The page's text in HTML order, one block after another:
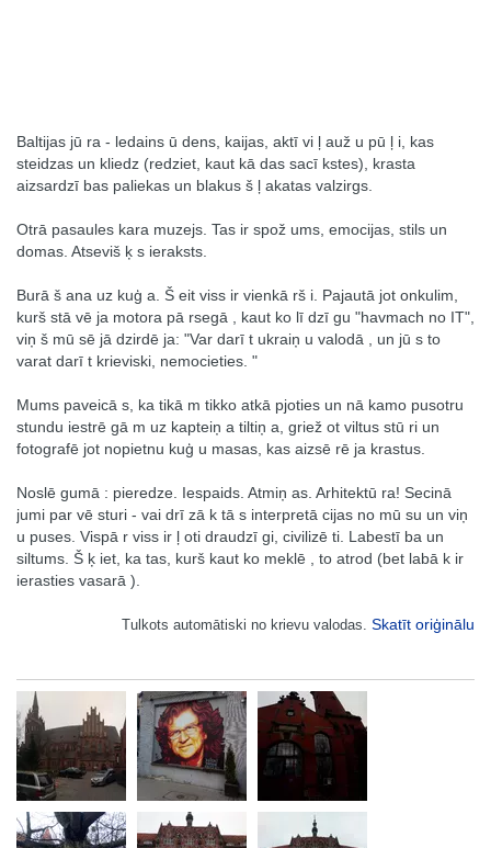
Baltijas jū ra - ledains ū dens, kaijas, aktī vi ļ auž u pū ļ i, kas
steidzas un kliedz (redziet, kaut kā das sacī kstes), krasta
aizsardzī bas paliekas un blakus š ļ akatas valzirgs.
Otrā pasaules kara muzejs. Tas ir spož ums, emocijas, stils un
domas. Atseviš ķ s ieraksts.
Burā š ana uz kuģ a. Š eit viss ir vienkā rš i. Pajautā jot onkulim,
kurš stā vē ja motora pā rsegā , kaut ko lī dzī gu "havmach no IT",
viņ š mū sē jā dzirdē ja: "Var darī t ukraiņ u valodā , un jū s to
varat darī t krieviski, nemocieties. "
Mums paveicā s, ka tikā m tikko atkā pjoties un nā kamo pusotru
stundu iestrē gā m uz kapteiņ a tiltiņ a, griež ot viltus stū ri un
fotografē jot nopietnu kuģ u masas, kas aizsē rē ja krastus.
Noslē gumā : pieredze. Iespaids. Atmiņ as. Arhitektū ra! Secinā
jumi par vē sturi - vai drī zā k tā s interpretā cijas no mū su un viņ
u puses. Vispā r viss ir ļ oti draudzī gi, civilizē ti. Labestī ba un
siltums. Š ķ iet, ka tas, kurš kaut ko meklē , to atrod (bet labā k ir
ierasties vasarā ).
Tulkots automātiski no krievu valodas. Skatīt oriģinālu